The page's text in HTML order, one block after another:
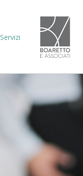
Servizi